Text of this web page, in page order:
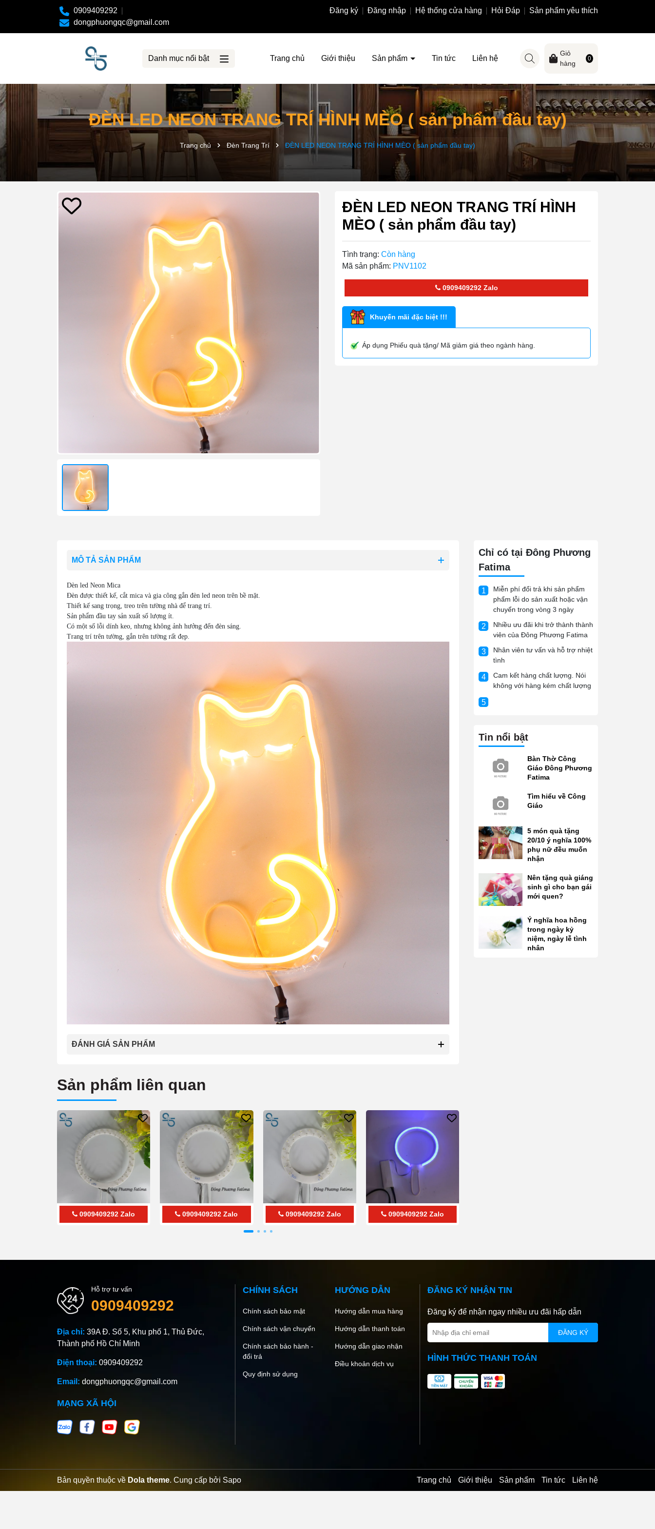
0909409292
dongphuongqc@gmail.com
Đăng ký Đăng nhập Hệ thống cửa hàng Hỏi Đáp Sản phẩm yêu thích
Danh mục nổi bật Trang chủ Giới thiệu Sản phẩm Tin tức Liên hệ
Giỏ
hàng
0
ĐÈN LED NEON TRANG TRÍ HÌNH MÈO ( sản phẩm đầu tay)
Trang chủ Đèn Trang Trí ĐÈN LED NEON TRANG TRÍ HÌNH MÈO ( sản phẩm đầu tay)
ĐÈN LED NEON TRANG TRÍ HÌNH
MÈO ( sản phẩm đầu tay)
Tình trạng: Còn hàng
Mã sản phẩm: PNV1102
0909409292Zalo
Khuyến mãi đặc biệt !!!
Áp dụng Phiếu quà tặng/ Mã giảm giá theo ngành hàng.
MÔ TẢ SẢN PHẨM
Dèn led Neon Mica
Đèn được thiết kế, cắt mica và gia công gắn đèn led neon trên bề mặt.
Thiết kế sang trọng, treo trên tường nhà để trang trí.
Sản phẩm đầu tay sản xuất số lượng ít.
Có một số lỗi dính keo, nhưng không ảnh hưởng đến đèn sáng.
Trang trí trên tường, gắn trên tường rất đẹp.
ĐÁNH GIÁ SẢN PHẨM
Sản phẩm liên quan
0909409292 Zalo 0909409292 Zalo 0909409292Zalo 0909409292Zalo
Chỉ có tại Đông Phương
Fatima
1
Miễn phí đổi trả khi sản phẩm
phẩm lỗi do sản xuất hoặc vận
chuyển trong vòng 3 ngày
2
Nhiều ưu đãi khi trở thành thành
viên của Đông Phương Fatima
3
Nhân viên tư vấn và hỗ trợ nhiệt
tình
4
Cam kết hàng chất lượng. Nói
không với hàng kém chất lượng
5
Tin nổi bật
Bàn Thờ Công
Giáo Đông Phương
Fatima
Tìm hiểu về Công
Giáo
5 món quà tặng
20/10 ý nghĩa 100%
phụ nữ đều muốn
nhận
Nên tặng quà giáng
sinh gì cho bạn gái
mới quen?
Ý nghĩa hoa hồng
trong ngày kỷ
niệm, ngày lễ tình
nhân
Hỗ trợ tư vấn
0909409292
Địa chỉ: 39A Đ. Số 5, Khu phố 1, Thủ Đức,
Thành phố Hồ Chí Minh
Điện thoại: 0909409292
Email: dongphuongqc@gmail.com
MẠNG XÃ HỘI
CHÍNH SÁCH
Chính sách bảo mật
Chính sách vận chuyển
Chính sách bảo hành -
đổi trả
Quy định sử dụng
HƯỚNG DẪN
Hướng dẫn mua hàng
Hướng dẫn thanh toán
Hướng dẫn giao nhận
Điều khoản dịch vụ
ĐĂNG KÝ NHẬN TIN
Đăng ký để nhận ngay nhiều ưu đãi hấp dẫn
ĐĂNG KÝ
HÌNH THỨC THANH TOÁN
Bản quyền thuộc về Dola theme. Cung cấp bởi Sapo Trang chủ Giới thiệu Sản phẩm Tin tức Liên hệ